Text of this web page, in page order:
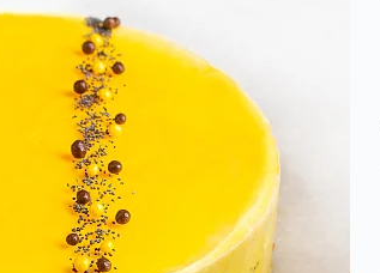
и сорбеты